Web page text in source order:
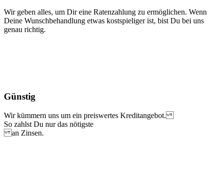
Wir geben alles, um Dir eine Ratenzahlung zu ermöglichen. Wenn
Deine Wunschbehandlung etwas kostspieliger ist, bist Du bei uns
genau richtig.
Günstig
Wir kümmern uns um ein preiswertes Kreditangebot.
So zahlst Du nur das nötigste
an Zinsen.